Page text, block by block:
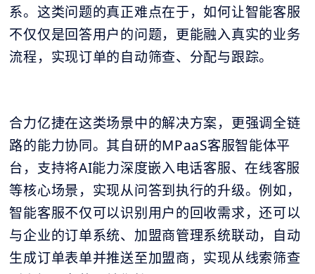
系。这类问题的真正难点在于，如何让智能客服
不仅仅是回答用户的问题，更能融入真实的业务
流程，实现订单的自动筛查、分配与跟踪。
合力亿捷在这类场景中的解决方案，更强调全链
路的能力协同。其自研的MPaaS客服智能体平
台，支持将AI能力深度嵌入电话客服、在线客服
等核心场景，实现从问答到执行的升级。例如，
智能客服不仅可以识别用户的回收需求，还可以
与企业的订单系统、加盟商管理系统联动，自动
生成订单表单并推送至加盟商，实现从线索筛查